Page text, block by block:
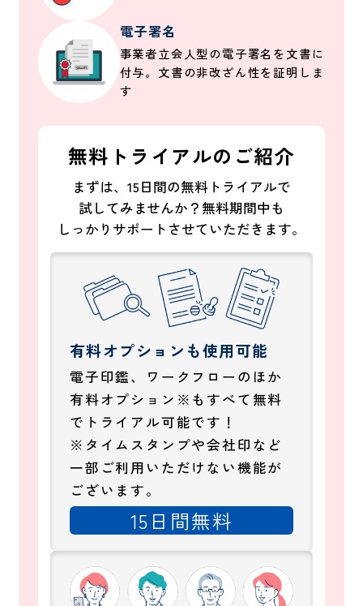
電子署名
事業者立会人型の電子署名を文書に
付与。文書の非改ざん性を証明しま
す
無料トライアルのご紹介
まずは、15日間の無料トライアルで
試してみませんか？無料期間中も
しっかりサポートさせていただきます。
有料オプションも使用可能
電子印鑑、ワークフローのほか
有料オプション※もすべて無料
でトライアル可能です！
※タイムスタンプや会社印など
一部ご利用いただけない機能が
ございます。
15日間無料